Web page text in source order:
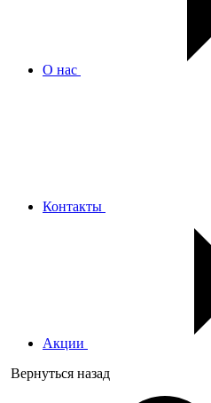
О нас
Контакты
Акции
Вернуться назад